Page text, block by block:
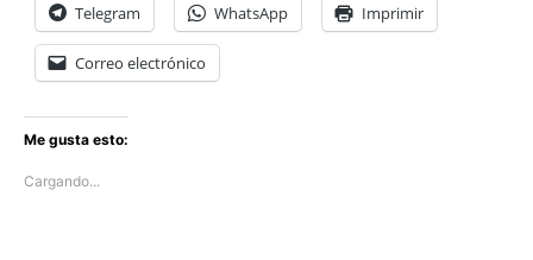
Telegram WhatsApp Imprimir
Correo electrónico
Me gusta esto:
Cargando...